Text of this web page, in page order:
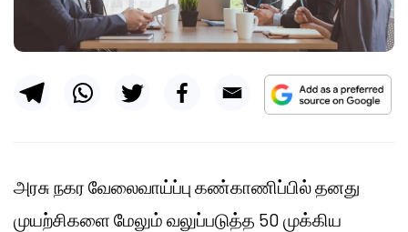
அரசு நகர வேலைவாய்ப்பு கண்காணிப்பில் தனது
முயற்சிகளை மேலும் வலுப்படுத்த 50 முக்கிய